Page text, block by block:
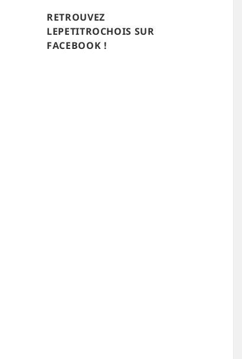
RETROUVEZ
LEPETITROCHOIS SUR
FACEBOOK !